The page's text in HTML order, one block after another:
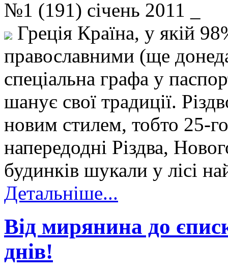
№1 (191) січень 2011 _
Греція Країна, у якій
православними (ще
спеціальна графа у
шанує свої традиції.
новим стилем, тобто 25-
напередодні Різдва,
будинків шукали у лісі
Детальніше...
Від мирянина до
днів!